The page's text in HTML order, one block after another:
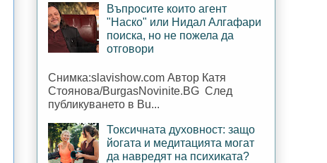
Въпросите които агент
"Наско" или Нидал Алгафари
поиска, но не пожела да
отговори
Снимка:slavishow.com Автор Катя
Стоянова/BurgasNovinite.BG След
публикуването в Bu...
Токсичната духовност: защо
йогата и медитацията могат
да навредят на психиката?